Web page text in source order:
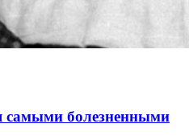
самыми болезненными